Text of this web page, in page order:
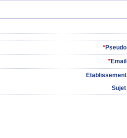
*Pseudo
*Email
Etablissement
Sujet